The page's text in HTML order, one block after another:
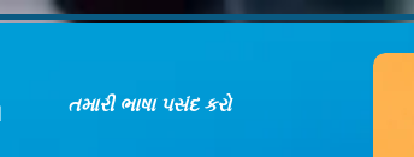
તમારી ભાષા પસંદ કરો